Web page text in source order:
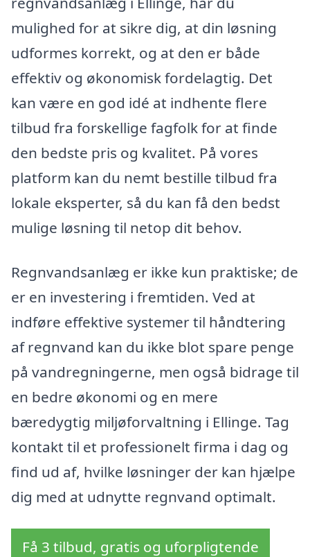
mulighed for at sikre dig, at din løsning
udformes korrekt, og at den er både
effektiv og økonomisk fordelagtig. Det
kan være en god idé at indhente flere
tilbud fra forskellige fagfolk for at finde
den bedste pris og kvalitet. På vores
platform kan du nemt bestille tilbud fra
lokale eksperter, så du kan få den bedst
mulige løsning til netop dit behov.
Regnvandsanlæg er ikke kun praktiske; de
er en investering i fremtiden. Ved at
indføre effektive systemer til håndtering
af regnvand kan du ikke blot spare penge
på vandregningerne, men også bidrage til
en bedre økonomi og en mere
bæredygtig miljøforvaltning i Ellinge. Tag
kontakt til et professionelt firma i dag og
find ud af, hvilke løsninger der kan hjælpe
dig med at udnytte regnvand optimalt.
Få 3 tilbud, gratis og uforpligtende